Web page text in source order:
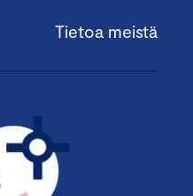
Tietoa meistä